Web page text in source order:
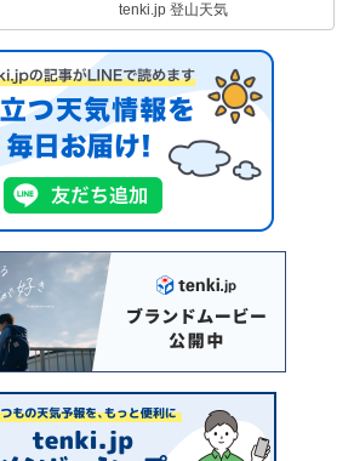
tenki.jp 登山天気